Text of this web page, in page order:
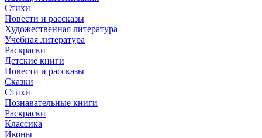
Стихи
Повести и рассказы
Художественная литература
Учебная литература
Раскраски
Детские книги
Повести и рассказы
Сказки
Стихи
Познавательные книги
Раскраски
Классика
Иконы